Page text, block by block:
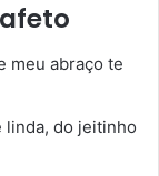
meu abraço te
linda, do jeitinho